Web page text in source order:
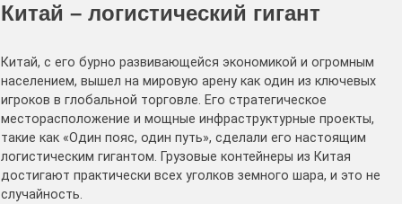
Китай – логистический гигант
Китай, с его бурно развивающейся экономикой и огромным
населением, вышел на мировую арену как один из ключевых
игроков в глобальной торговле. Его стратегическое
месторасположение и мощные инфраструктурные проекты,
такие как «Один пояс, один путь», сделали его настоящим
логистическим гигантом. Грузовые контейнеры из Китая
достигают практически всех уголков земного шара, и это не
случайность.